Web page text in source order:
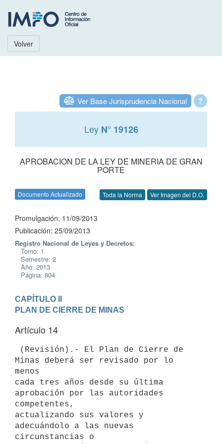
Volver
?
Ver Base Jurisprudencia Nacional
Ley N° 19126
APROBACION DE LA LEY DE MINERIA DE GRAN
PORTE
Documento Actualizado Toda la Norma Ver Imagen del D.O.
Promulgación: 11/09/2013
Publicación: 25/09/2013
Registro Nacional de Leyes y Decretos:
Tomo: 1
Semestre: 2
Año: 2013
Página: 804
CAPÍTULO II
PLAN DE CIERRE DE MINAS
Artículo 14
Minas deberá ser revisado por lo
menos
cada tres años desde su última
aprobación por las autoridades
competentes,
actualizando sus valores y
adecuándolo a las nuevas
circunstancias o